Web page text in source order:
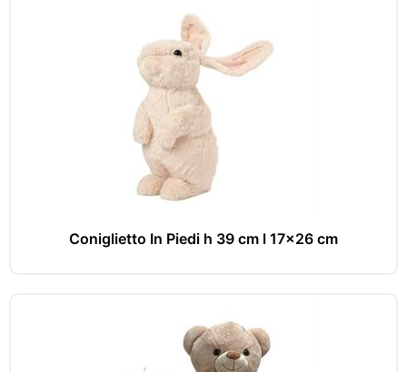
Coniglietto In Piedi h 39 cm l 17x26 cm